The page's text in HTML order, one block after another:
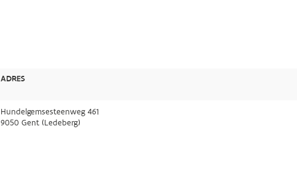
ADRES
Hundelgemsesteenweg 461
9050 Gent (Ledeberg)